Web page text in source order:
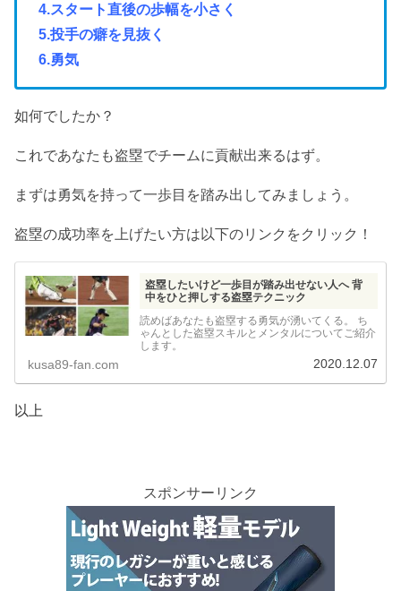
4.スタート直後の歩幅を小さく
5.投手の癖を見抜く
6.勇気
如何でしたか？
これであなたも盗塁でチームに貢献出来るはず。
まずは勇気を持って一歩目を踏み出してみましょう。
盗塁の成功率を上げたい方は以下のリンクをクリック！
盗塁したいけど一歩目が踏み出せない人へ 背
中をひと押しする盗塁テクニック
読めばあなたも盗塁する勇気が湧いてくる。 ち
ゃんとした盗塁スキルとメンタルについてご紹介
します。
kusa89-fan.com 2020.12.07
以上
スポンサーリンク